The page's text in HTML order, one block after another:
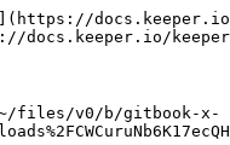
files/v0/b/gitbook-x-